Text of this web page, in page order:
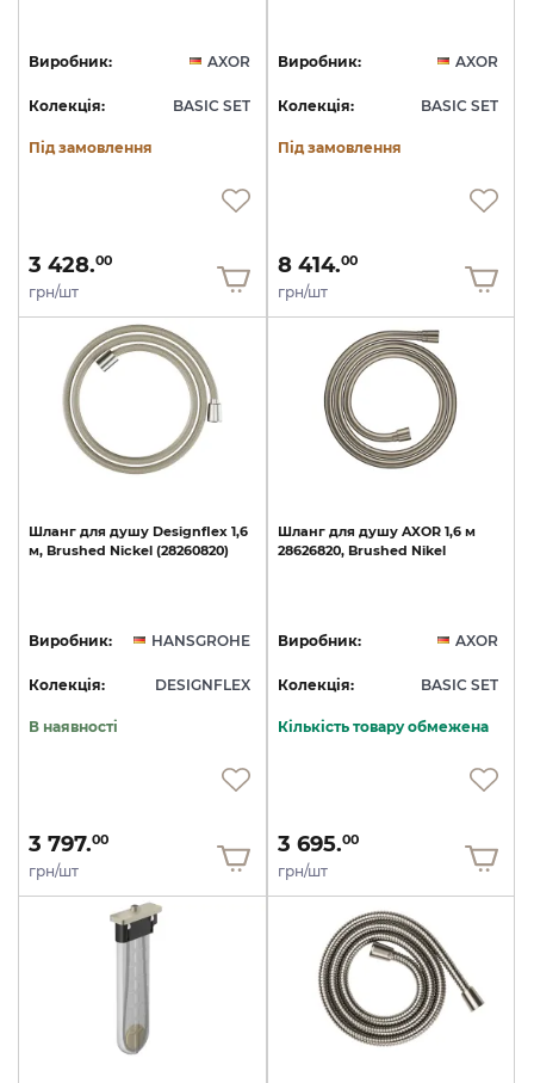
Виробник: AXOR
Колекція: BASIC SET
Під замовлення
3 428.00
грн/шт
Виробник: AXOR
Колекція: BASIC SET
Під замовлення
8 414.00
грн/шт
Шланг для душу Designflex 1,6
м, Brushed Nickel (28260820)
Виробник: HANSGROHE
Колекція: DESIGNFLEX
В наявності
3 797.00
грн/шт
Шланг для душу AXOR 1,6 м
28626820, Brushed Nikel
Виробник: AXOR
Колекція: BASIC SET
Кількість товару обмежена
3 695.00
грн/шт